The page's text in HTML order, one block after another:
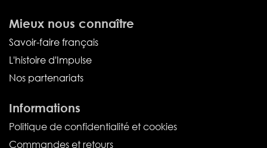
Mieux nous connaître
Savoir-faire français
L'histoire d'Impulse
Nos partenariats
Informations
Politique de confidentialité et cookies
Commandes et retours